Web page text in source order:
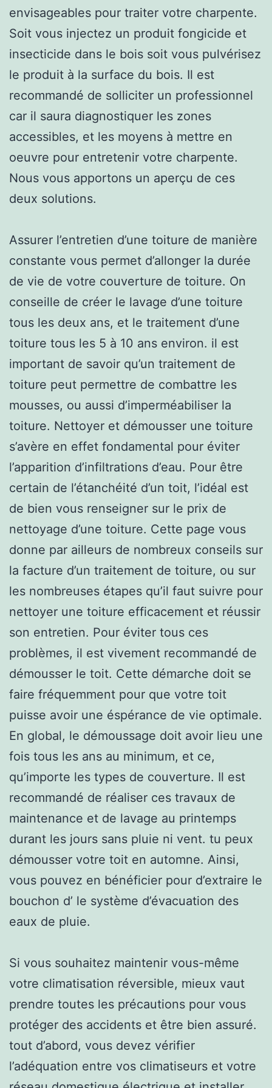
envisageables pour traiter votre charpente.
Soit vous injectez un produit fongicide et
insecticide dans le bois soit vous pulvérisez
le produit à la surface du bois. Il est
recommandé de solliciter un professionnel
car il saura diagnostiquer les zones
accessibles, et les moyens à mettre en
oeuvre pour entretenir votre charpente.
Nous vous apportons un aperçu de ces
deux solutions.
Assurer l’entretien d’une toiture de manière
constante vous permet d’allonger la durée
de vie de votre couverture de toiture. On
conseille de créer le lavage d’une toiture
tous les deux ans, et le traitement d’une
toiture tous les 5 à 10 ans environ. il est
important de savoir qu’un traitement de
toiture peut permettre de combattre les
mousses, ou aussi d’imperméabiliser la
toiture. Nettoyer et démousser une toiture
s’avère en effet fondamental pour éviter
l’apparition d’infiltrations d’eau. Pour être
certain de l’étanchéité d’un toit, l’idéal est
de bien vous renseigner sur le prix de
nettoyage d’une toiture. Cette page vous
donne par ailleurs de nombreux conseils sur
la facture d’un traitement de toiture, ou sur
les nombreuses étapes qu’il faut suivre pour
nettoyer une toiture efficacement et réussir
son entretien. Pour éviter tous ces
problèmes, il est vivement recommandé de
démousser le toit. Cette démarche doit se
faire fréquemment pour que votre toit
puisse avoir une éspérance de vie optimale.
En global, le démoussage doit avoir lieu une
fois tous les ans au minimum, et ce,
qu’importe les types de couverture. Il est
recommandé de réaliser ces travaux de
maintenance et de lavage au printemps
durant les jours sans pluie ni vent. tu peux
démousser votre toit en automne. Ainsi,
vous pouvez en bénéficier pour d’extraire le
bouchon d’ le système d’évacuation des
eaux de pluie.
Si vous souhaitez maintenir vous-même
votre climatisation réversible, mieux vaut
prendre toutes les précautions pour vous
protéger des accidents et être bien assuré.
tout d’abord, vous devez vérifier
l’adéquation entre vos climatiseurs et votre